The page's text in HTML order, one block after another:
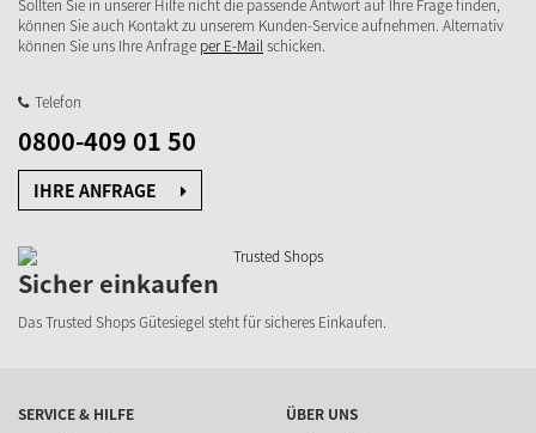
Sollten Sie in unserer Hilfe nicht die passende Antwort auf Ihre Frage finden,
können Sie auch Kontakt zu unserem Kunden-Service aufnehmen. Alternativ
können Sie uns Ihre Anfrage per E-Mailschicken.
Telefon
0800-409 01 50
IHRE ANFRAGE
Sicher einkaufen
Das Trusted Shops Gütesiegel steht für sicheres Einkaufen.
SERVICE & HILFE
ÜBER UNS